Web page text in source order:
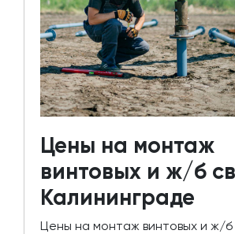
Цены на монтаж
винтовых и ж/б
Калининграде
Цены на монтаж винтовых и ж/б